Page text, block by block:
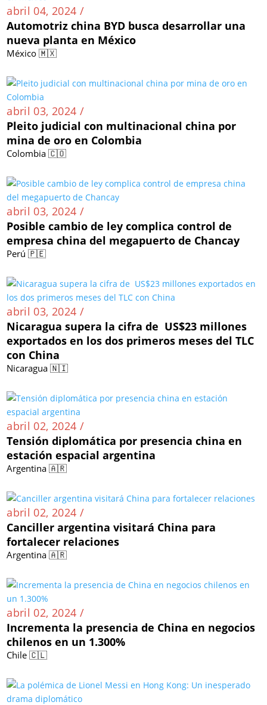
abril 04, 2024 /
Automotriz china BYD busca desarrollar una
nueva planta en México
México 🇲🇽
abril 03, 2024 /
Pleito judicial con multinacional china por
mina de oro en Colombia
Colombia 🇨🇴
abril 03, 2024 /
Posible cambio de ley complica control de
empresa china del megapuerto de Chancay
Perú 🇵🇪
abril 03, 2024 /
Nicaragua supera la cifra de US$23 millones
exportados en los dos primeros meses del TLC
con China
Nicaragua 🇳🇮
abril 02, 2024 /
Tensión diplomática por presencia china en
estación espacial argentina
Argentina 🇦🇷
abril 02, 2024 /
Canciller argentina visitará China para
fortalecer relaciones
Argentina 🇦🇷
abril 02, 2024 /
Incrementa la presencia de China en negocios
chilenos en un 1.300%
Chile 🇨🇱